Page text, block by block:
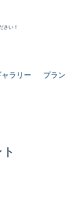
さい！
ャラリー プラン